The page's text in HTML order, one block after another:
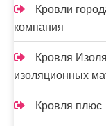
Кровли
компания
Кровля
изоляционных
Кровля плюс